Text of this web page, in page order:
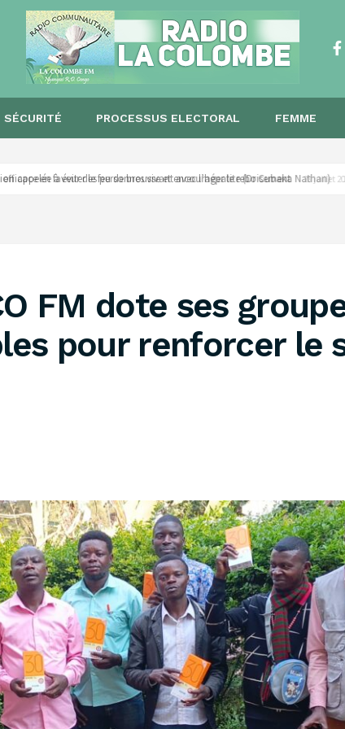
SÉCURITÉ PROCESSUS ELECTORAL FEMME
appelée à éviter le feu de brousse et encourager le reboisement 28 juillet
FM dote ses
pour renforcer le